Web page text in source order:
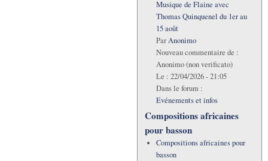
Musique de Flaine avec
Thomas Quinquenel du 1er au
15 août
ParAnonimo
Nouveau commentaire de :
Anonimo (non verificato)
Le : 22/04/2026 - 21:05
Dans le forum :
Evénements et infos
Compositions africaines
pour basson
Compositions africaines pour
basson